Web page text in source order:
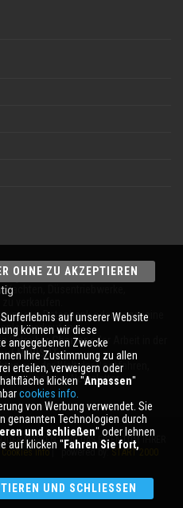
Tagen im Jahr
Düsentriebwerke,
unserer Datenbank oder sogar eine
verkaufen.
BetreiberCharteroder Arbeit in der
aufNAVIS.IT.
aus der Welt der Bootfahren,
mit unserem Newsletter.
MARKEN SIND DAS EIGENTUM IHRER
Cookies info| powered by: START 2000
OHNE ZU AKZEPTIEREN
auf unserer Website
können wir diese
angegebenen Zwecke
Ihre Zustimmung zu allen
erteilen, verweigern oder
klicken ''Anpassen''
cookies info.
von Werbung verwendet. Sie
genannten Technologien durch
und schließen'' oder lehnen
auf klicken '' Fahren Sie fort,
UND SCHLIESSEN